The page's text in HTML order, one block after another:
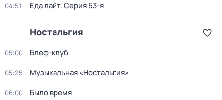
04:51 Еда лайт. Серия 53-я
Ностальгия
05:00 Блеф-клуб
05:25 Музыкальная «Ностальгия»
06:00 Было время